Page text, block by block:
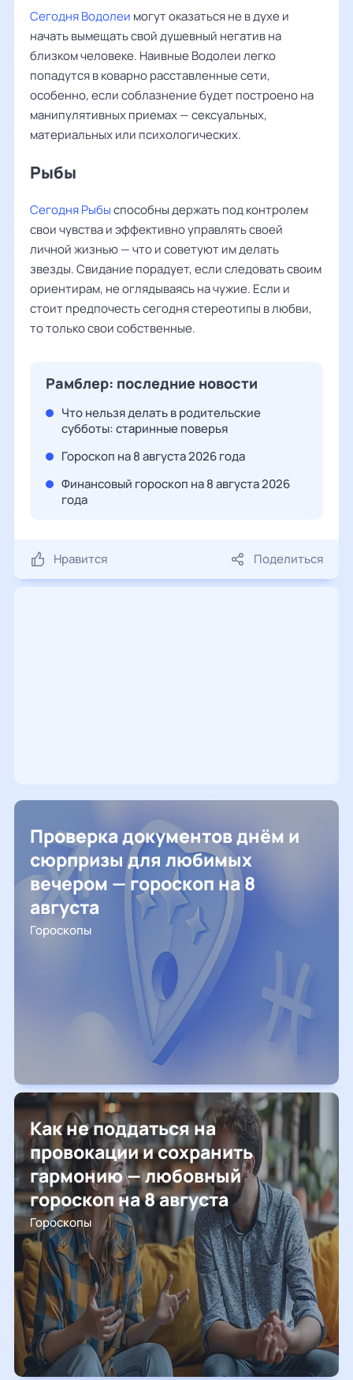
Сегодня Водолеи могут оказаться не в духе и
начать вымещать свой душевный негатив на
близком человеке. Наивные Водолеи легко
попадутся в коварно расставленные сети,
особенно, если соблазнение будет построено на
манипулятивных приемах — сексуальных,
материальных или психологических.
Рыбы ‌‌
Сегодня Рыбыспособны держать под контролем
свои чувства и эффективно управлять своей
личной жизнью — что и советуют им делать
звезды. Свидание порадует, если следовать своим
ориентирам, не оглядываясь на чужие. Если и
стоит предпочесть сегодня стереотипы в любви,
то только свои собственные.
Рамблер: последние новости
Что нельзя делать в родительские
субботы: старинные поверья
Гороскоп на 8 августа 2026 года
Финансовый гороскоп на 8 августа 2026
года
Нравится Поделиться
Проверка документов днём и
сюрпризы для любимых
вечером — гороскоп на 8
августа
Гороскопы
Как не поддаться на
провокации и сохранить
гармонию — любовный
гороскоп на 8 августа
Гороскопы